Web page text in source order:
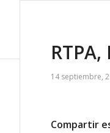
14 septiembre,
Compartir